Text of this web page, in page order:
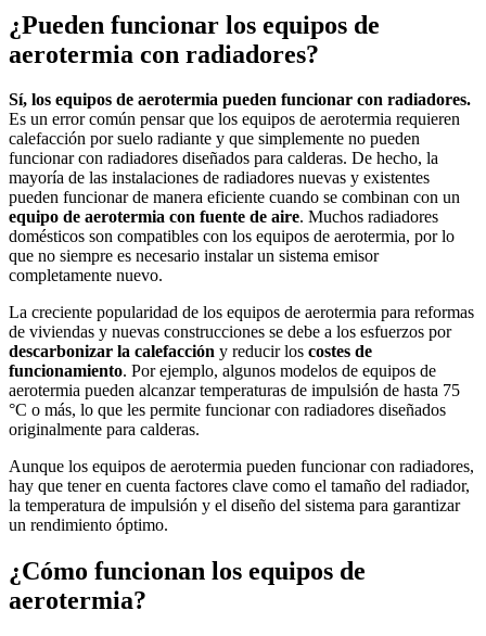
¿Pueden funcionar los equipos de
aerotermia con radiadores?
Sí, los equipos de aerotermia pueden funcionar con radiadores.
Es un error común pensar que los equipos de aerotermia requieren
calefacción por suelo radiante y que simplemente no pueden
funcionar con radiadores diseñados para calderas. De hecho, la
mayoría de las instalaciones de radiadores nuevas y existentes
pueden funcionar de manera eficiente cuando se combinan con un
equipo de aerotermia con fuente de aire. Muchos radiadores
domésticos son compatibles con los equipos de aerotermia, por lo
que no siempre es necesario instalar un sistema emisor
completamente nuevo.
La creciente popularidad de los equipos de aerotermia para reformas
de viviendas y nuevas construcciones se debe a los esfuerzos por
descarbonizar la calefacción y reducir los costes de
funcionamiento. Por ejemplo, algunos modelos de equipos de
aerotermia pueden alcanzar temperaturas de impulsión de hasta 75
°C o más, lo que les permite funcionar con radiadores diseñados
originalmente para calderas.
Aunque los equipos de aerotermia pueden funcionar con radiadores,
hay que tener en cuenta factores clave como el tamaño del radiador,
la temperatura de impulsión y el diseño del sistema para garantizar
un rendimiento óptimo.
¿Cómo funcionan los equipos de
aerotermia?